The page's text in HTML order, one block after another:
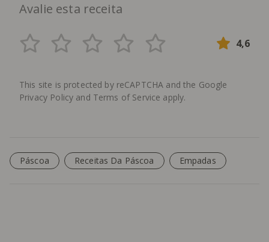
Avalie esta receita
4,6
This site is protected by reCAPTCHA and the Google
Privacy Policy and Terms of Service apply.
Páscoa Receitas Da Páscoa Empadas